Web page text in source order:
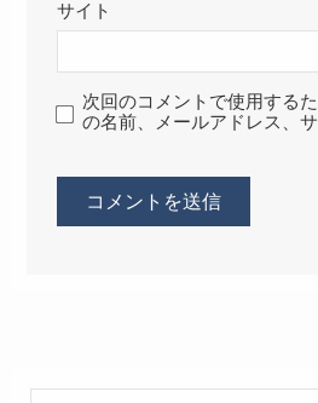
サイト
次回のコメントで使用する
の名前、メールアドレス、サ